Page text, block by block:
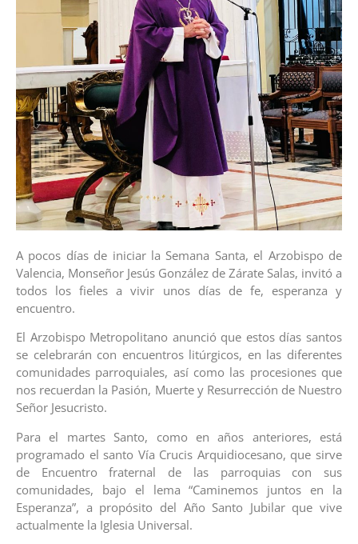
A pocos días de iniciar la Semana Santa, el Arzobispo de
Valencia, Monseñor Jesús González de Zárate Salas, invitó a
todos los fieles a vivir unos días de fe, esperanza y
encuentro.
El Arzobispo Metropolitano anunció que estos días santos
se celebrarán con encuentros litúrgicos, en las diferentes
comunidades parroquiales, así como las procesiones que
nos recuerdan la Pasión, Muerte y Resurrección de Nuestro
Señor Jesucristo.
Para el martes Santo, como en años anteriores, está
programado el santo Vía Crucis Arquidiocesano, que sirve
de Encuentro fraternal de las parroquias con sus
comunidades, bajo el lema “Caminemos juntos en la
Esperanza”, a propósito del Año Santo Jubilar que vive
actualmente la Iglesia Universal.